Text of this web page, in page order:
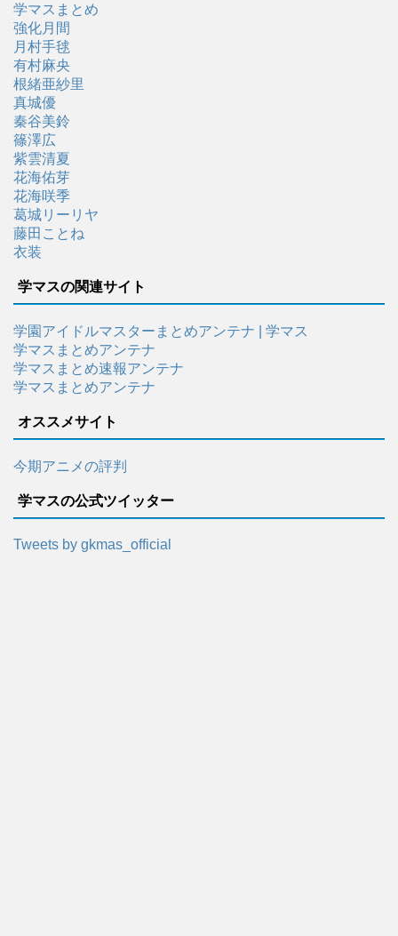
学マスまとめ
強化月間
月村手毬
有村麻央
根緒亜紗里
真城優
秦谷美鈴
篠澤広
紫雲清夏
花海佑芽
花海咲季
葛城リーリヤ
藤田ことね
衣装
学マスの関連サイト
学園アイドルマスターまとめアンテナ | 学マス
学マスまとめアンテナ
学マスまとめ速報アンテナ
学マスまとめアンテナ
オススメサイト
今期アニメの評判
学マスの公式ツイッター
Tweets by gkmas_official